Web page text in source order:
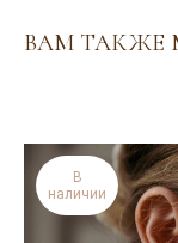
ВАМ ТАКЖЕ
В
наличии